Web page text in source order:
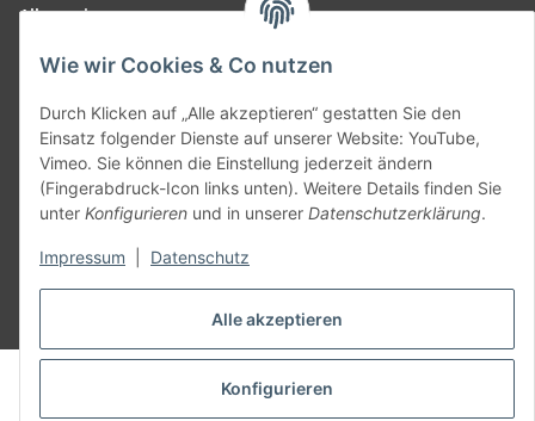
Alle akzeptieren
Konfigurieren
Wie wir Cookies & Co nutzen
Durch Klicken auf „Alle akzeptieren“ gestatten Sie den
Einsatz folgender Dienste auf unserer Website: YouTube,
Vimeo. Sie können die Einstellung jederzeit ändern
(Fingerabdruck-Icon links unten). Weitere Details finden Sie
unter Konfigurieren und in unserer Datenschutzerklärung.
Impressum Datenschutz
Allgemein
Teil unseres Netzwerks:
SmoliTec - Safety. Simplified. Worldwide. ( B2B Shop )
Vertrag widerrufen
* Alle Preise inkl. gesetzlicher USt., zzgl.Versand
© voltmaster.de
Powered byJTL-Shop